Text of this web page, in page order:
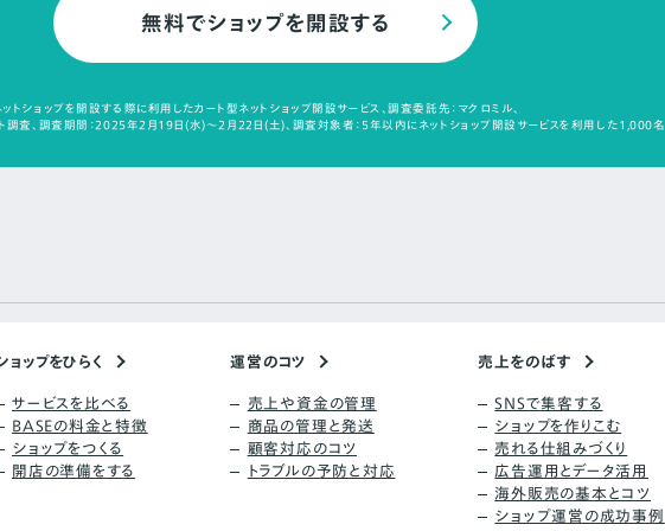
無料でショップを開設する
ショップを開設する際に利用したカート型ネットショップ開設サービス、調査委託先：マクロミル、
調査、調査期間：2025年2月19日(水)～2月22日(土)、調査対象者：5年以内にネットショップ開設サービスを利用した1,000名
ョップをひらく
サービスを比べる
BASEの料金と特徴
ショップをつくる
開店の準備をする
運営のコツ
売上や資金の管理
商品の管理と発送
顧客対応のコツ
トラブルの予防と対応
売上をのばす
SNSで集客する
ショップを作りこむ
売れる仕組みづくり
広告運用とデータ活用
海外販売の基本とコツ
ショップ運営の成功事例